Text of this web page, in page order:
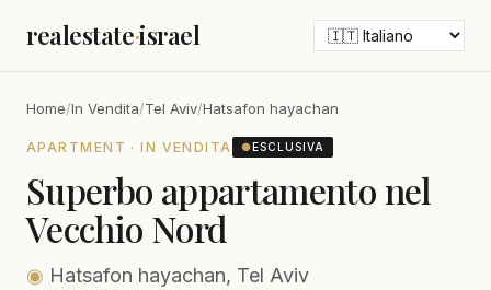
realestate·israel
Home/In Vendita/Tel Aviv/Hatsafon hayachan
APARTMENT · IN VENDITA ●ESCLUSIVA
Superbo appartamento nel
Vecchio Nord
◉ Hatsafon hayachan, Tel Aviv